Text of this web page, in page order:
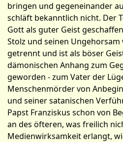
bringen und gegeneinander
schläft bekanntlich nicht. Der
Gott als guter Geist
Stolz und seinen
getrennt und ist als böser
dämonischen Anhang zum
geworden - zum Vater der
Menschenmörder von
und seiner satanischen
Papst Franziskus schon von
an des öfteren, was freilich
Medienwirksamkeit erlangt,